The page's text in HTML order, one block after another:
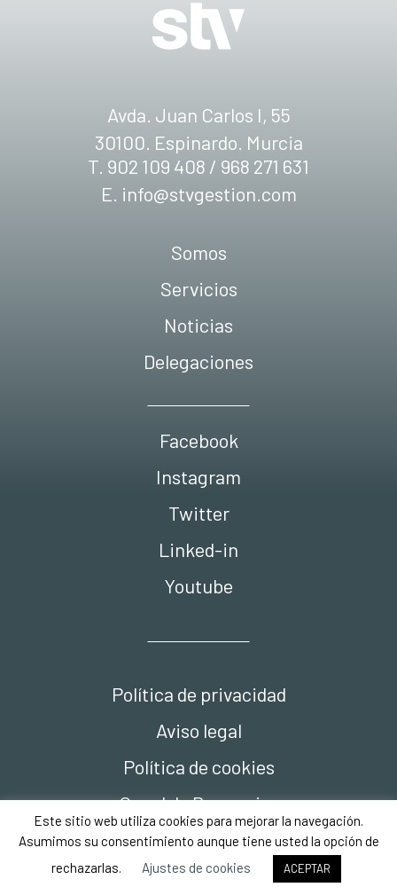
Avda. Juan Carlos I, 55
30100. Espinardo. Murcia
T. 902 109 408 / 968 271 631
E. info@stvgestion.com
Política de privacidad
Aviso legal
Política de cookies
Canal de Denuncias
Compliance
Somos
Servicios
Noticias
Delegaciones
Facebook
Instagram
Twitter
Linked-in
Youtube
Este sitio web utiliza cookies para mejorar la navegación.
Asumimos su consentimiento aunque tiene usted la opción de
rechazarlas.
Ajustes de cookies ACEPTAR